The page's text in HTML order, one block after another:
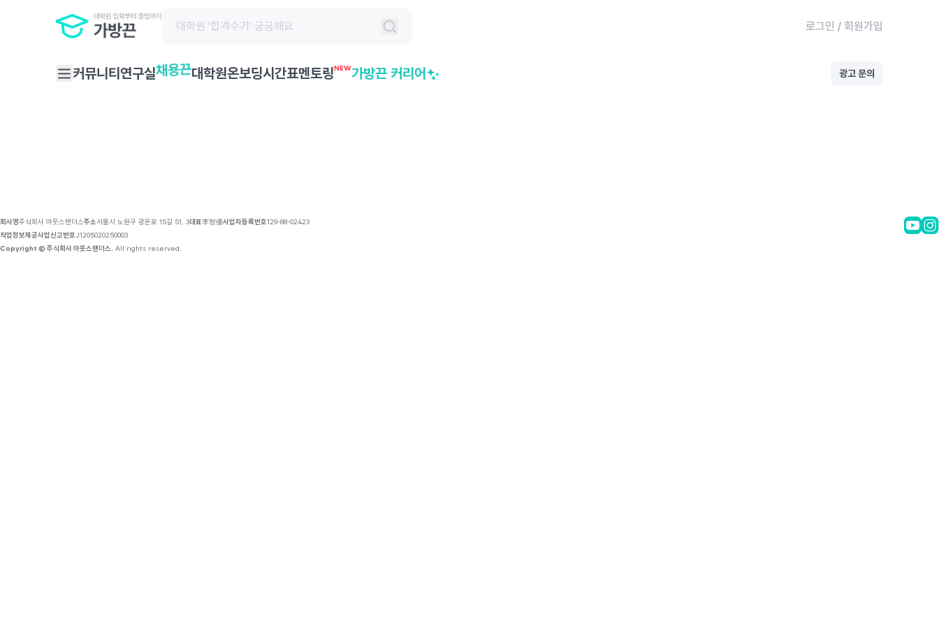
로그인 / 회원가입
커뮤니티 연구실채용끈대학원온보딩시간표멘토링NEW가방끈 커리어 광고 문의
회사명주식회사 아웃스탠더스주소서울시 노원구 광운로 15길 51, 3대표李智優사업자등록번호129-88-02423
직업정보제공사업신고번호J1205020250003
Copyright © 주식회사 아웃스탠더스. All rights reserved.